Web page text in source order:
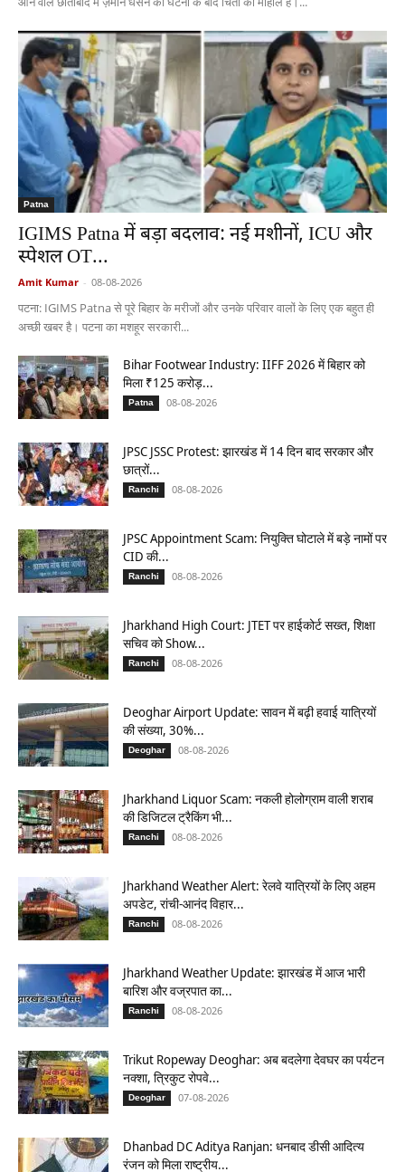
Patna
IGIMS Patna में बड़ा बदलाव: नई मशीनों, ICU और
स्पेशल OT...
Amit Kumar - 08-08-2026
पटना: IGIMS Patna से पूरे बिहार के मरीजों और उनके परिवार वालों के लिए एक बहुत ही
अच्छी खबर है। पटना का मशहूर सरकारी...
Bihar Footwear Industry: IIFF 2026 में बिहार को
मिला ₹125 करोड़...
Patna 08-08-2026
JPSC JSSC Protest: झारखंड में 14 दिन बाद सरकार और
छात्रों...
Ranchi 08-08-2026
JPSC Appointment Scam: नियुक्ति घोटाले में बड़े नामों पर
CID की...
Ranchi 08-08-2026
Jharkhand High Court: JTET पर हाईकोर्ट सख्त, शिक्षा
सचिव को Show...
Ranchi 08-08-2026
Deoghar Airport Update: सावन में बढ़ी हवाई यात्रियों
की संख्या, 30%...
Deoghar 08-08-2026
Jharkhand Liquor Scam: नकली होलोग्राम वाली शराब
की डिजिटल ट्रैकिंग भी...
Ranchi 08-08-2026
Jharkhand Weather Alert: रेलवे यात्रियों के लिए अहम
अपडेट, रांची-आनंद विहार...
Ranchi 08-08-2026
Jharkhand Weather Update: झारखंड में आज भारी
बारिश और वज्रपात का...
Ranchi 08-08-2026
Trikut Ropeway Deoghar: अब बदलेगा देवघर का पर्यटन
नक्शा, त्रिकुट रोपवे...
Deoghar 07-08-2026
Dhanbad DC Aditya Ranjan: धनबाद डीसी आदित्य
रंजन को मिला राष्ट्रीय...